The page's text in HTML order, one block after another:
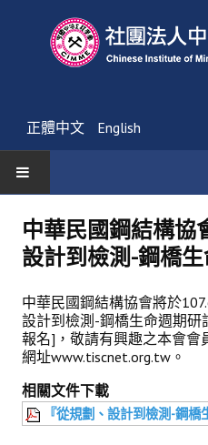
正體中文 English
首頁
最新消息
活動通告
友會消息
理事長的話
中華民國鋼結構協
設計到檢測-鋼橋生
中華民國鋼結構協會將於
設計到檢測-鋼橋生命週期
報名]，敬請有興趣之本會會
網址www.tiscnet.org.tw。
相關文件下載
『從規劃、設計到檢測-鋼橋